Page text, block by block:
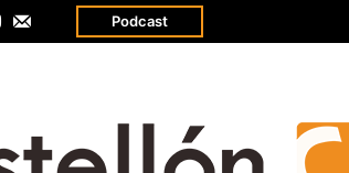
Podcast